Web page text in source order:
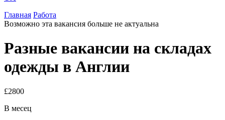
Главная Работа
Возможно эта вакансия больше не актуальна
Разные вакансии на складах
одежды в Англии
£2800
В месец